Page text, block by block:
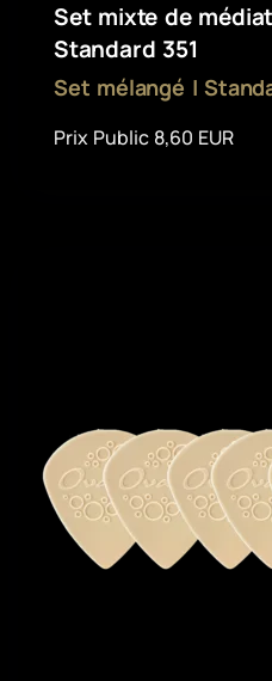
Set mixte de
Standard 351
Set mélangé |
Prix Public 8,60 EUR